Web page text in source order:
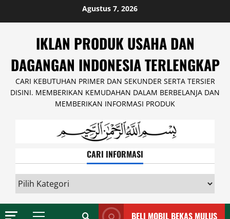
Agustus 7, 2026
IKLAN PRODUK USAHA DAN
DAGANGAN INDONESIA TERLENGKAP
CARI KEBUTUHAN PRIMER DAN SEKUNDER SERTA TERSIER
DISINI. MEMBERIKAN KEMUDAHAN DALAM BERBELANJA DAN
MEMBERIKAN INFORMASI PRODUK
CARI INFORMASI
INFORMASI
BELI MOBIL BEKAS MULUS